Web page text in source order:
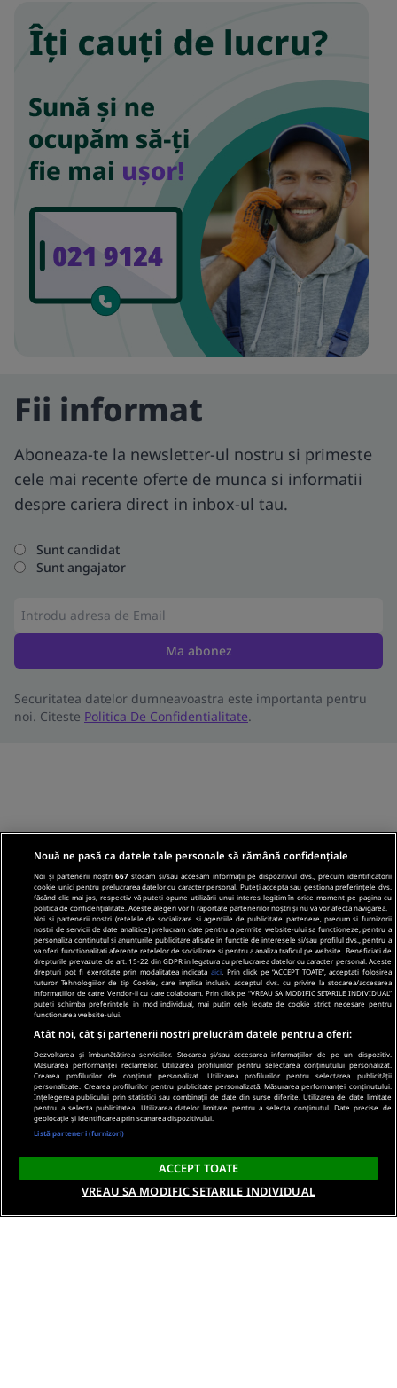
Fii informat
Aboneaza-te la newsletter-ul nostru si primeste
cele mai recente oferte de munca si informatii
despre cariera direct in inbox-ul tau.
Sunt candidat
Sunt angajator
Ma abonez
Securitatea datelor dumneavoastra este importanta pentru
noi. Citeste Politica De Confidentialitate.
Nouă ne pasă ca datele tale personale să rămână confidențiale
Noi și partenerii noștri667 stocăm și/sau accesăm informații pe dispozitivul dvs., precum identificatorii
cookie unici pentru prelucrarea datelor cu caracter personal. Puteți accepta sau gestiona preferințele dvs.
făcând clic mai jos, respectiv vă puteți opune utilizării unui interes legitim în orice moment pe pagina cu
politica de confidențialitate. Aceste alegeri vor fi raportate partenerilor noștri și nu vă vor afecta navigarea.
Noi si partenerii nostri (retelele de socializare si agentiile de publicitate partenere, precum si furnizorii
nostri de servicii de date analitice) prelucram date pentru a permite website-ului sa functioneze, pentru a
personaliza continutul si anunturile publicitare afisate in functie de interesele si/sau profilul dvs., pentru a
va oferi functionalitati aferente retelelor de socializare si pentru a analiza traficul pe website. Beneficiati de
drepturile prevazute de art. 15-22 din GDPR in legatura cu prelucrarea datelor cu caracter personal. Aceste
drepturi pot fi exercitate prin modalitatea indicata aici . Prin click pe “ACCEPT TOATE”, acceptati folosirea
tuturor Tehnologiilor de tip Cookie, care implica inclusiv acceptul dvs. cu privire la stocarea/accesarea
informatiilor de catre Vendor-ii cu care colaboram. Prin click pe “VREAU SA MODIFIC SETARILE INDIVIDUAL”
puteti schimba preferintele in mod individual, mai putin cele legate de cookie strict necesare pentru
functionarea website-ului.
Atât noi, cât și partenerii noștri prelucrăm datele pentru a oferi:
Dezvoltarea și îmbunătățirea serviciilor. Stocarea și/sau accesarea informațiilor de pe un dispozitiv.
Măsurarea performanței reclamelor. Utilizarea profilurilor pentru selectarea conținutului personalizat.
Crearea profilurilor de conținut personalizat. Utilizarea profilurilor pentru selectarea publicității
personalizate. Crearea profilurilor pentru publicitate personalizată. Măsurarea performanței conținutului.
Înțelegerea publicului prin statistici sau combinații de date din surse diferite. Utilizarea de date limitate
pentru a selecta publicitatea. Utilizarea datelor limitate pentru a selecta conținutul. Date precise de
geolocație și identificarea prin scanarea dispozitivului.
Listă parteneri (furnizori)
ACCEPT TOATE
VREAU SA MODIFIC SETARILE INDIVIDUAL